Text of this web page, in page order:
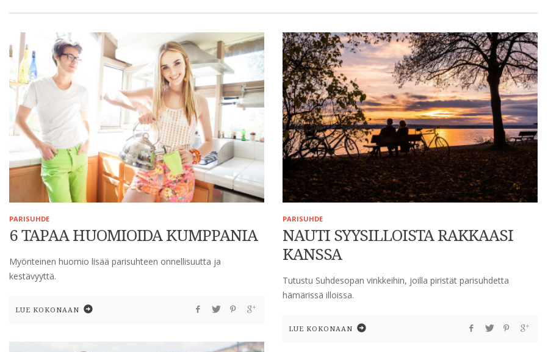
PARISUHDE
6 TAPAA HUOMIOIDA KUMPPANIA
Myönteinen huomio lisää parisuhteen onnellisuutta ja
kestävyyttä.
LUE KOKONAAN
PARISUHDE
NAUTI SYYSILLOISTA RAKKAASI
KANSSA
Tutustu Suhdesopan vinkkeihin, joilla piristät parisuhdetta
hämärissä illoissa.
LUE KOKONAAN